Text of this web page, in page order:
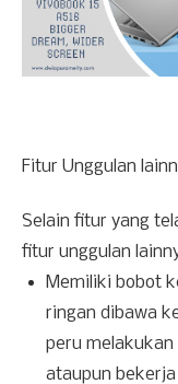
Fitur Unggulan
Selain fitur yang
fitur unggulan
Memiliki bobot
ringan dibawa
peru
ataupun